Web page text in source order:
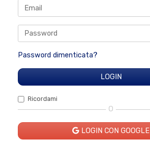
Password dimenticata?
Ricordami
O
LOGIN CON GOOGLE